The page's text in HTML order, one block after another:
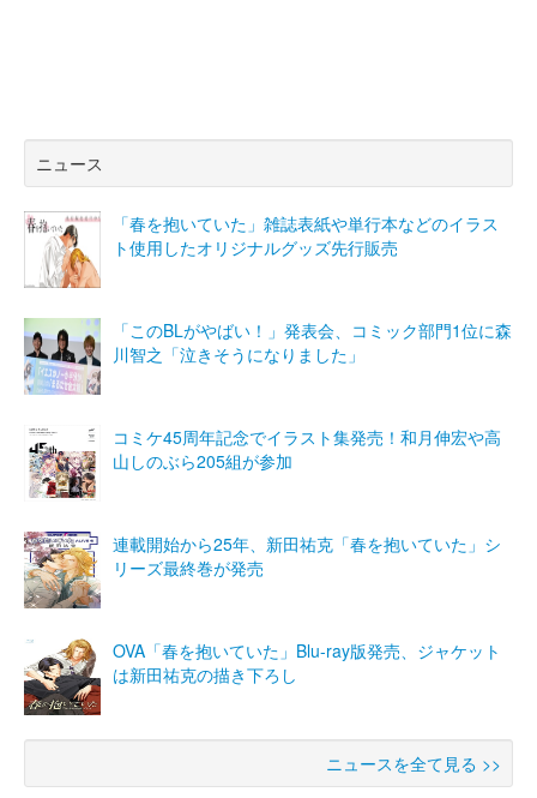
ニュース
「春を抱いていた」雑誌表紙や単行本などのイラス
ト使用したオリジナルグッズ先行販売
「このBLがやばい！」発表会、コミック部門1位に森
川智之「泣きそうになりました」
コミケ45周年記念でイラスト集発売！和月伸宏や高
山しのぶら205組が参加
連載開始から25年、新田祐克「春を抱いていた」シ
リーズ最終巻が発売
OVA「春を抱いていた」Blu-ray版発売、ジャケット
は新田祐克の描き下ろし
ニュースを全て見る >>